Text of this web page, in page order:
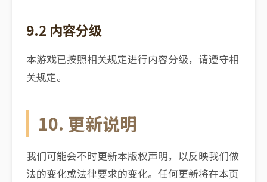
9.2 内容分级
本游戏已按照相关规定进行内容分级，请遵守相
关规定。
10. 更新说明
我们可能会不时更新本版权声明，以反映我们做
法的变化或法律要求的变化。任何更新将在本页